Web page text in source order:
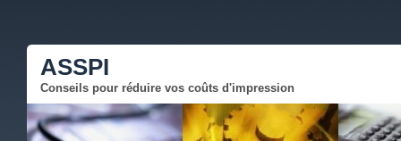
ASSPI
Conseils pour réduire vos coûts d'impression